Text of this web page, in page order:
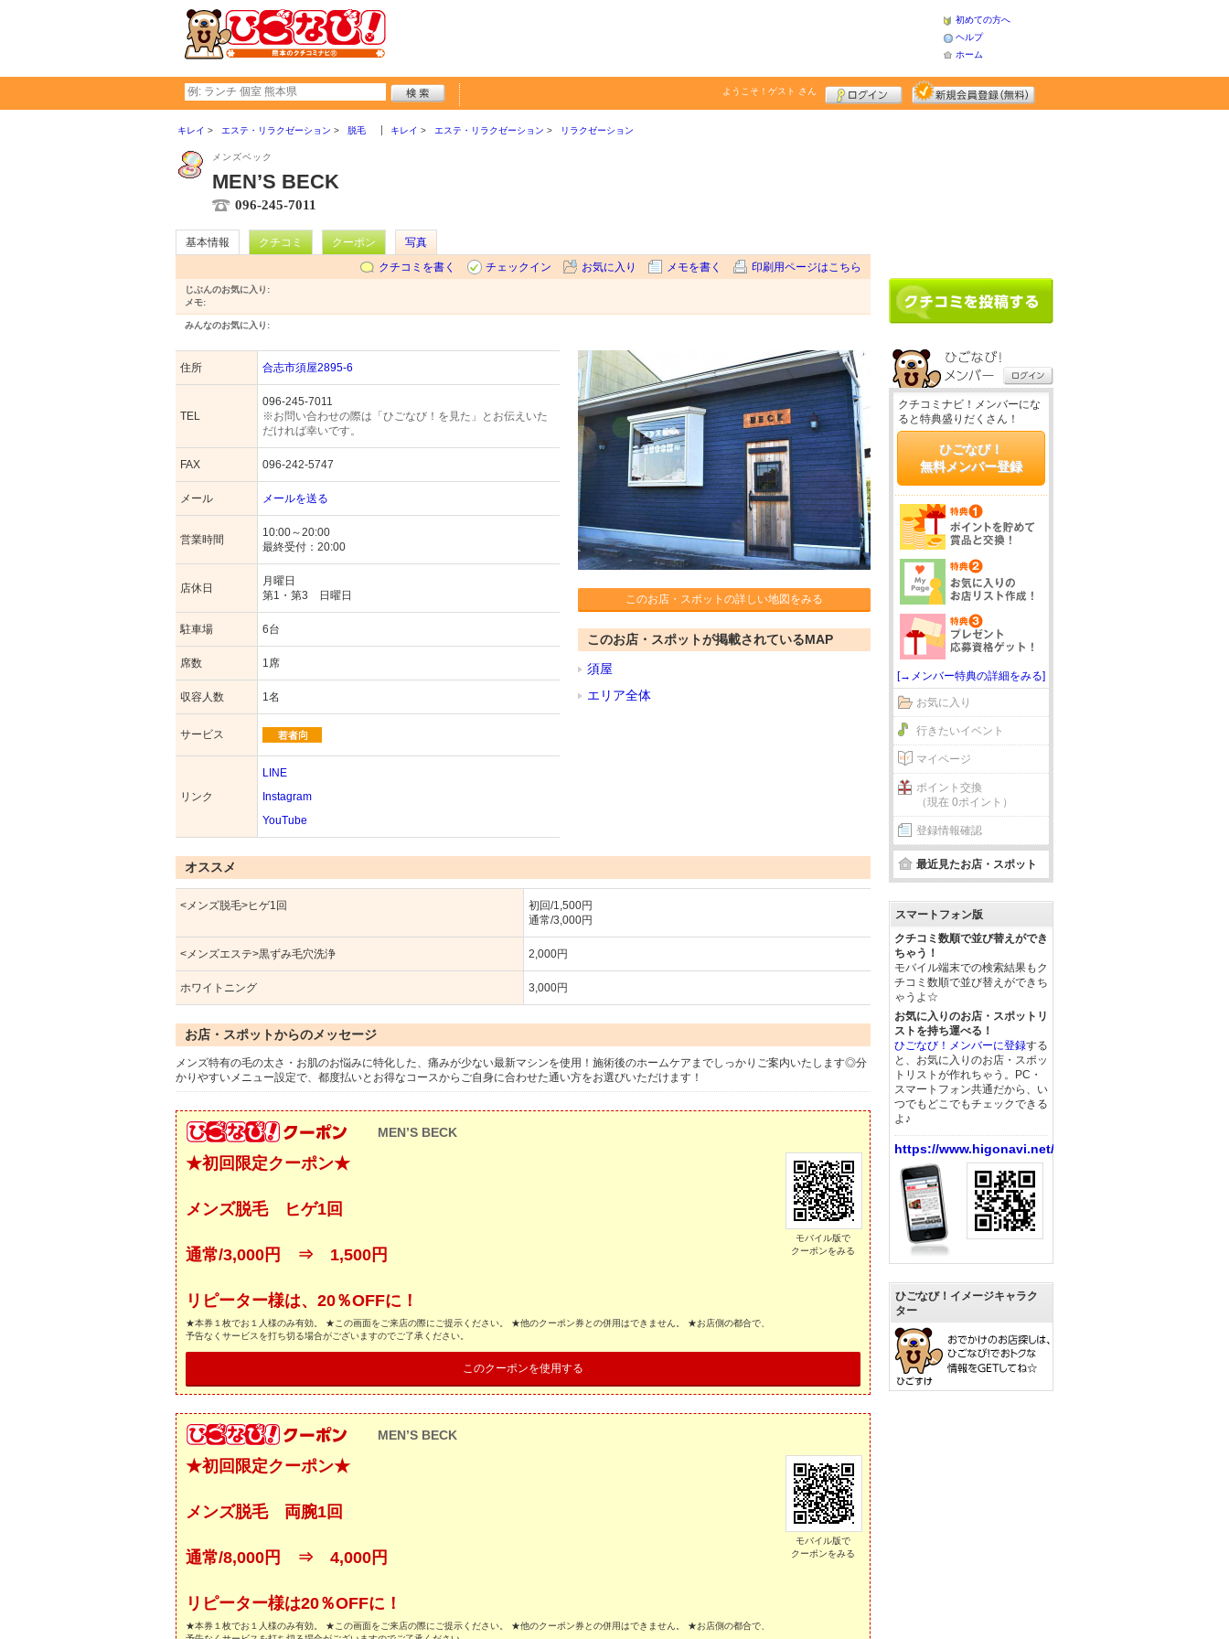
初めての方へ
ヘルプ
ホーム
ようこそ！ ゲスト さん
キレイ エステ・リラクゼーション 脱毛 キレイ エステ・リラクゼーション リラクゼーション
メンズベック
MEN’S BECK
096-245-7011
基本情報 クチコミ クーポン
写真
クチコミを書く
チェックイン お気に入り メモを書く 印刷用ページはこちら
じぶんのお気に入り:
メモ:
みんなのお気に入り:
住所 合志市須屋2895-6
TEL
096-245-7011
※お問い合わせの際は「ひごなび！を見た」とお伝えいた
だければ幸いです。
FAX 096-242-5747
メール メールを送る
営業時間
10:00～20:00
最終受付：20:00
店休日
月曜日
第1・第3 日曜日
駐車場 6台
席数 1席
収容人数 1名
サービス
リンク
LINE
Instagram
YouTube
このお店・スポットの詳しい地図をみる
このお店・スポットが掲載されているMAP
須屋
エリア全体
オススメ
<メンズ脱毛>ヒゲ1回
初回/1,500円
通常/3,000円
<メンズエステ>黒ずみ毛穴洗浄 2,000円
ホワイトニング 3,000円
お店・スポットからのメッセージ
メンズ特有の毛の太さ・お肌のお悩みに特化した、痛みが少ない最新マシンを使用！施術後のホームケアまでしっかりご案内いたします◎分
かりやすいメニュー設定で、都度払いとお得なコースからご自身に合わせた通い方をお選びいただけます！
MEN’S BECK
★初回限定クーポン★
メンズ脱毛 ヒゲ1回
通常/3,000円 ⇒ 1,500円
リピーター様は、20％OFFに！
★本券１枚でお１人様のみ有効。 ★この画面をご来店の際にご提示ください。 ★他のクーポン券との併用はできません。 ★お店側の都合で、
予告なくサービスを打ち切る場合がございますのでご了承ください。
モバイル版で
クーポンをみる
このクーポンを使用する
MEN’S BECK
★初回限定クーポン★
メンズ脱毛 両腕1回
通常/8,000円 ⇒ 4,000円
リピーター様は20％OFFに！
★本券１枚でお１人様のみ有効。 ★この画面をご来店の際にご提示ください。 ★他のクーポン券との併用はできません。 ★お店側の都合で、
モバイル版で
クーポンをみる
クチコミナビ！メンバーにな
ると特典盛りだくさん！
ひごなび！
無料メンバー登録
[→メンバー特典の詳細をみる]
お気に入り
行きたいイベント
マイページ
ポイント交換
（現在 0ポイント）
登録情報確認
最近見たお店・スポット
スマートフォン版
クチコミ数順で並び替えができ
ちゃう！
モバイル端末での検索結果もク
チコミ数順で並び替えができち
ゃうよ☆
お気に入りのお店・スポットリ
ストを持ち運べる！
ひごなび！メンバーに登録する
と、お気に入りのお店・スポッ
トリストが作れちゃう。PC・
スマートフォン共通だから、い
つでもどこでもチェックできる
よ♪
https://www.higonavi.net/
ひごなび！イメージキャラク
ター